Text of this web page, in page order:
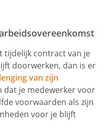
tijdelijk contract van je
doorwerken, dan is er
van zijn
dat je medewerker voor
voorwaarden als zijn
voor je blijft